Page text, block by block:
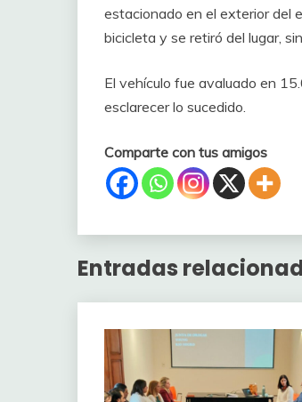
estacionado en el exterior del
bicicleta y se retiró del lugar,
El vehículo fue avaluado en
esclarecer lo sucedido.
Comparte con tus amigos
Entradas